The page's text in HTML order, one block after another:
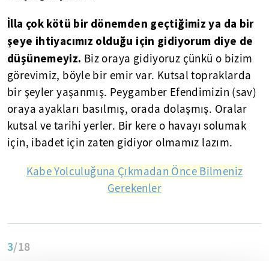
İlla çok kötü bir dönemden geçtiğimiz ya da bir
şeye ihtiyacımız olduğu için gidiyorum diye de
düşünemeyiz. Biz oraya gidiyoruz çünkü o bizim
görevimiz, böyle bir emir var. Kutsal topraklarda
bir şeyler yaşanmış. Peygamber Efendimizin (sav)
oraya ayakları basılmış, orada dolaşmış. Oralar
kutsal ve tarihi yerler. Bir kere o havayı solumak
için, ibadet için zaten gidiyor olmamız lazım.
Kabe Yolculuğuna Çıkmadan Önce Bilmeniz
Gerekenler
3/18